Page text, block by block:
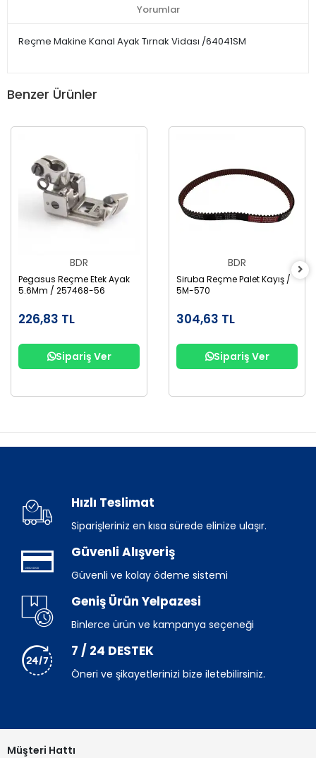
Yorumlar
Reçme Makine Kanal Ayak Tırnak Vidası /64041SM
Benzer Ürünler
BDR
Pegasus Reçme Etek Ayak
5.6Mm / 257468-56
226,83 TL
Sipariş Ver
BDR
Siruba Reçme Palet Kayış /
5M-570
304,63 TL
Sipariş Ver
Hızlı Teslimat
Siparişleriniz en kısa sürede elinize ulaşır.
Güvenli Alışveriş
Güvenli ve kolay ödeme sistemi
Geniş Ürün Yelpazesi
Binlerce ürün ve kampanya seçeneği
7 / 24 DESTEK
Öneri ve şikayetlerinizi bize iletebilirsiniz.
Müşteri Hattı